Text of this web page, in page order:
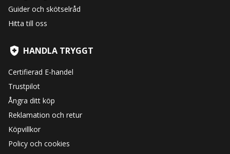
Guider och skötselråd
Hitta till oss
HANDLA TRYGGT
Certifierad E-handel
Trustpilot
Ångra ditt köp
Reklamation och retur
Köpvillkor
Policy och cookies